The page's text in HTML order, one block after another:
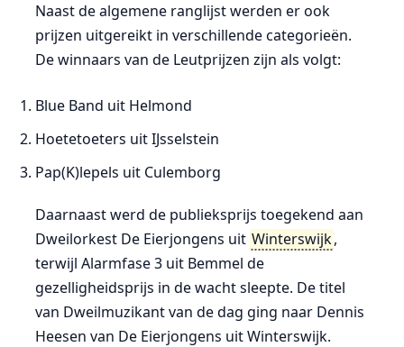
Naast de algemene ranglijst werden er ook
prijzen uitgereikt in verschillende categorieën.
De winnaars van de Leutprijzen zijn als volgt:
Blue Band uit Helmond
Hoetetoeters uit IJsselstein
Pap(K)lepels uit Culemborg
Daarnaast werd de publieksprijs toegekend aan
Dweilorkest De Eierjongens uit Winterswijk,
terwijl Alarmfase 3 uit Bemmel de
gezelligheidsprijs in de wacht sleepte. De titel
van Dweilmuzikant van de dag ging naar Dennis
Heesen van De Eierjongens uit Winterswijk.